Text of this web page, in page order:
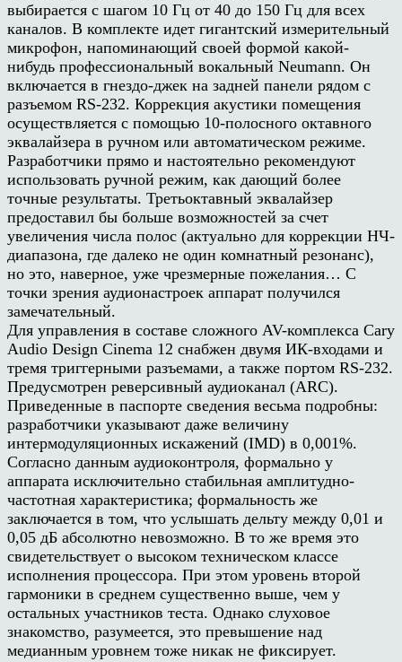
выбирается с шагом 10 Гц от 40 до 150 Гц для всех
каналов. В комплекте идет гигантский измерительный
микрофон, напоминающий своей формой какой-
нибудь профессиональный вокальный Neumann. Он
включается в гнездо-джек на задней панели рядом с
разъемом RS-232. Коррекция акустики помещения
осуществляется с помощью 10-полосного октавного
эквалайзера в ручном или автоматическом режиме.
Разработчики прямо и настоятельно рекомендуют
использовать ручной режим, как дающий более
точные результаты. Третьоктавный эквалайзер
предоставил бы больше возможностей за счет
увеличения числа полос (актуально для коррекции НЧ-
диапазона, где далеко не один комнатный резонанс),
но это, наверное, уже чрезмерные пожелания… С
точки зрения аудионастроек аппарат получился
замечательный.
Для управления в составе сложного AV-комплекса Cary
Audio Design Cinema 12 снабжен двумя ИК-входами и
тремя триггерными разъемами, а также портом RS-232.
Предусмотрен реверсивный аудиоканал (ARC).
Приведенные в паспорте сведения весьма подробны:
разработчики указывают даже величину
интермодуляционных искажений (IMD) в 0,001%.
Согласно данным аудиоконтроля, формально у
аппарата исключительно стабильная амплитудно-
частотная характеристика; формальность же
заключается в том, что услышать дельту между 0,01 и
0,05 дБ абсолютно невозможно. В то же время это
свидетельствует о высоком техническом классе
исполнения процессора. При этом уровень второй
гармоники в среднем существенно выше, чем у
остальных участников теста. Однако слуховое
знакомство, разумеется, это превышение над
медианным уровнем тоже никак не фиксирует.